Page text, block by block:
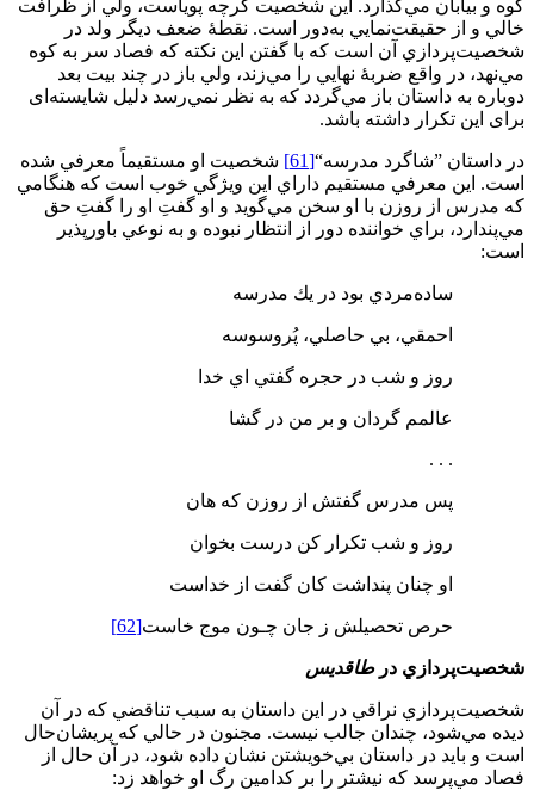
كوه و بيابان مي‌گذارد. اين شخصيت گرچه پوياست، ولي از ظرافت
خالي و از حقيقت‌نمايي به‌دور است. نقطۀ ضعف ديگر ولد در
شخصيت‌پردازي آن است كه با گفتن اين نكته كه فصاد سر به كوه
مي‌نهد، در واقع ضربۀ نهايي را مي‌زند، ولي باز در چند بيت بعد
دوباره به داستان باز مي‌گردد كه به نظر نمي‌رسد دلیل شایسته‌ای
برای این تکرار داشته باشد.
در داستان ”شاگرد مدرسه“[61]
شخصيت او مستقيماً معرفي شده
است. اين معرفي مستقيم داراي اين ويژگي خوب است كه هنگامي
كه مدرس از روزن با او سخن مي‌گويد و او گفتِ او را گفتِ حق
مي‌پندارد، براي خواننده دور از انتظار نبوده و به نوعي باورپذير
است:
ساده‌مردي بود در يك مدرسه
احمقي، بي حاصلي، پُروسوسه
روز و شب در حجره گفتي اي خدا
عالمم گردان و بر من در گشا
. . .
پس مدرس گفتش از روزن كه هان
روز و شب تكرار كن درست بخوان
او چنان پنداشت كان گفت از خداست
حرص تحصيلش ز جان چـون موج خاست[62]
شخصيت‌پردازي در طاقديس
شخصيت‌پردازي نراقي در اين داستان به سبب تناقضي كه در آن
ديده مي‌شود، چندان جالب نيست. مجنون در حالي كه پريشان‌حال
است و بايد در داستان بي‌خويشتن نشان داده شود، در آن حال از
فصاد مي‌پرسد كه نيشتر را بر كدامين رگ او خواهد زد: